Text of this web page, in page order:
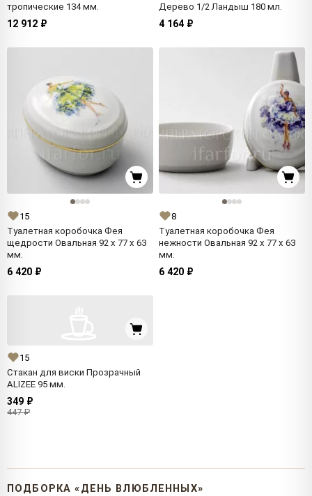
тропические 134 мм.
12 912 ₽
Дерево 1/2 Ландыш 180 мл.
4 164 ₽
15
Туалетная коробочка Фея
щедрости Овальная 92 x 77 x 63
мм.
6 420 ₽
8
Туалетная коробочка Фея
нежности Овальная 92 x 77 x 63
мм.
6 420 ₽
15
Стакан для виски Прозрачный
ALIZEE 95 мм.
349 ₽
447 ₽
ПОДБОРКА «ДЕНЬ ВЛЮБЛЕННЫХ»